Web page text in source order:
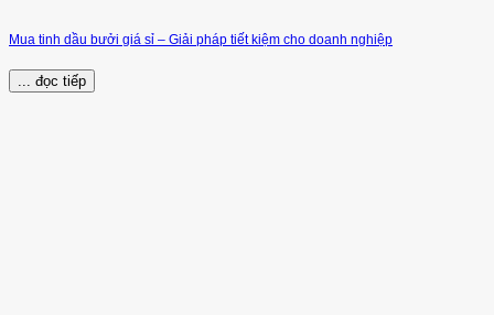
Mua tinh dầu bưởi giá sỉ – Giải pháp tiết kiệm cho doanh nghiệp
... đọc tiếp